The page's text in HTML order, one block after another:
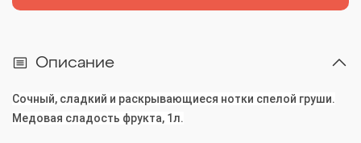
Описание
Сочный, сладкий и раскрывающиеся нотки спелой груши.
Медовая сладость фрукта, 1л.